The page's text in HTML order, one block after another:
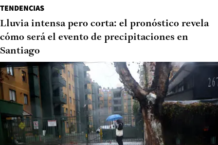
TENDENCIAS
Lluvia intensa pero corta: el pronóstico revela
cómo será el evento de precipitaciones en
Santiago